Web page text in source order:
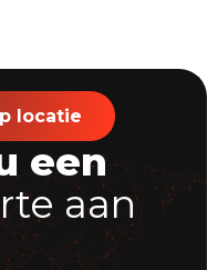
locatie
een
aan